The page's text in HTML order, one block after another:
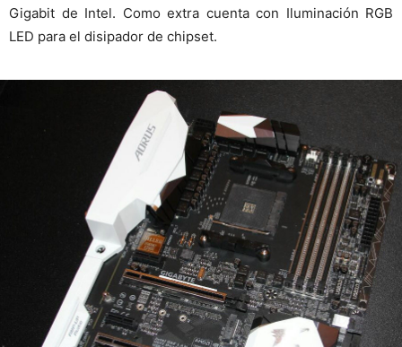
Gigabit de Intel. Como extra cuenta con Iluminación RGB
LED para el disipador de chipset.